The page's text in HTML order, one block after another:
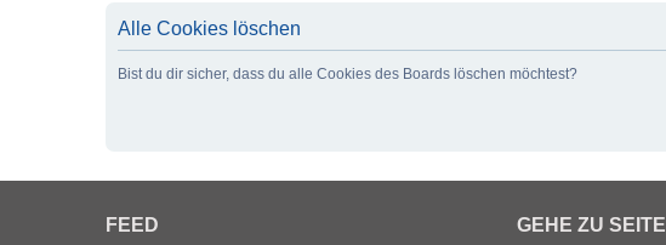
Alle Cookies löschen
Bist du dir sicher, dass du alle Cookies des Boards löschen möchtest?
FEED GEHE ZU SEITE